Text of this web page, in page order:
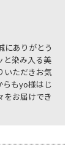
にありがとう
と染み入る美
いただきお気
らもyo様はじ
をお届けでき